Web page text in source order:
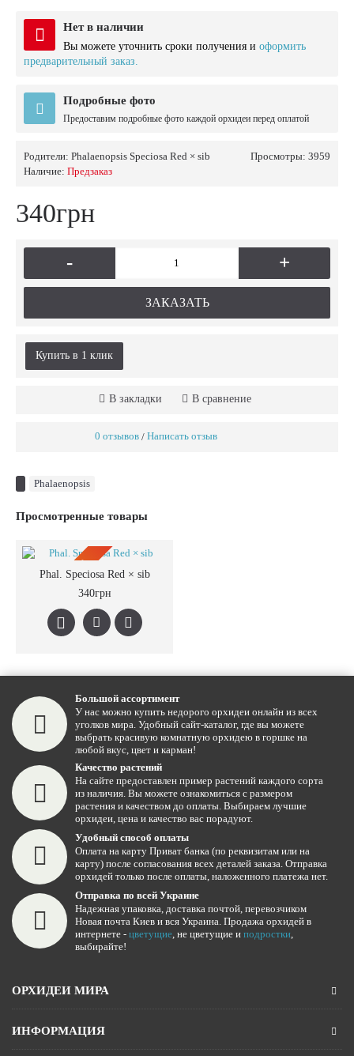
Нет в наличии
Вы можете уточнить сроки получения и оформить
предварительный заказ.
Подробные фото
Предоставим подробные фото каждой орхидеи перед оплатой
Просмотры: 3959
Родители: Phalaenopsis Speciosa Red × sib
Наличие: Предзаказ
340грн
- +
ЗАКАЗАТЬ
Купить в 1 клик
В закладки В сравнение
0 отзывов / Написать отзыв
Phalaenopsis
Просмотренные товары
ПРЕДЗАКАЗ
Phal. Speciosa Red × sib
340грн
Большой ассортимент
У нас можно купить недорого орхидеи онлайн из всех
уголков мира. Удобный сайт-каталог, где вы можете
выбрать красивую комнатную орхидею в горшке на
любой вкус, цвет и карман!
Качество растений
На сайте предоставлен пример растений каждого сорта
из наличия. Вы можете ознакомиться с размером
растения и качеством до оплаты. Выбираем лучшие
орхидеи, цена и качество вас порадуют.
Удобный способ оплаты
Оплата на карту Приват банка (по реквизитам или на
карту) после согласования всех деталей заказа. Отправка
орхидей только после оплаты, наложенного платежа нет.
Отправка по всей Украине
Надежная упаковка, доставка почтой, перевозчиком
Новая почта Киев и вся Украина. Продажа орхидей в
интернете - цветущие, не цветущие и подростки,
выбирайте!
ОРХИДЕИ МИРА
ИНФОРМАЦИЯ